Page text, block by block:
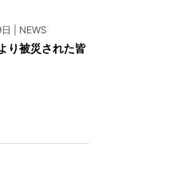
| NEWS
り被災された皆